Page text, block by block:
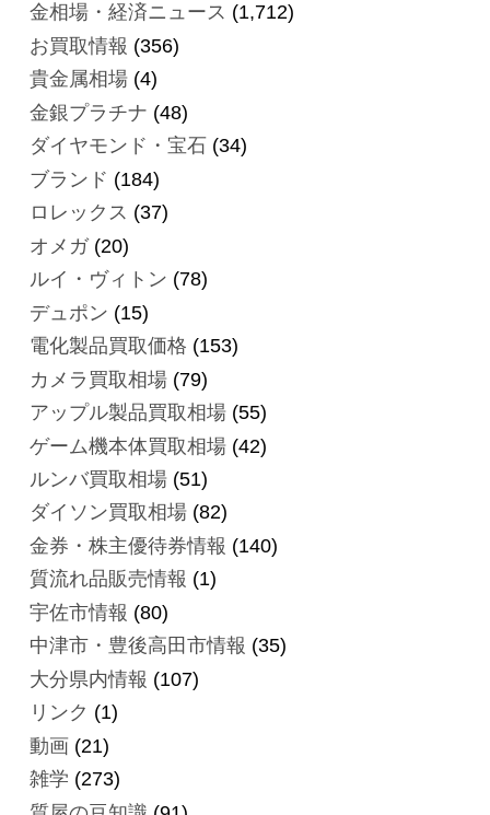
金相場・経済ニュース (1,712)
お買取情報 (356)
貴金属相場(4)
金銀プラチナ (48)
ダイヤモンド・宝石 (34)
ブランド (184)
ロレックス (37)
オメガ(20)
ルイ・ヴィトン (78)
デュポン (15)
電化製品買取価格 (153)
カメラ買取相場(79)
アップル製品買取相場(55)
ゲーム機本体買取相場(42)
ルンバ買取相場(51)
ダイソン買取相場(82)
金券・株主優待券情報 (140)
質流れ品販売情報 (1)
宇佐市情報 (80)
中津市・豊後高田市情報 (35)
大分県内情報 (107)
リンク (1)
動画(21)
雑学 (273)